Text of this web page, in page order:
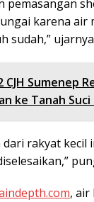
pemasangan
karena air
sudah,”
CJH Sumenep
ke Tanah Suci
dari rakyat
, air